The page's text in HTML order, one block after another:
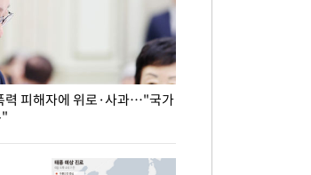
력 피해자에 위로·사과…"국가